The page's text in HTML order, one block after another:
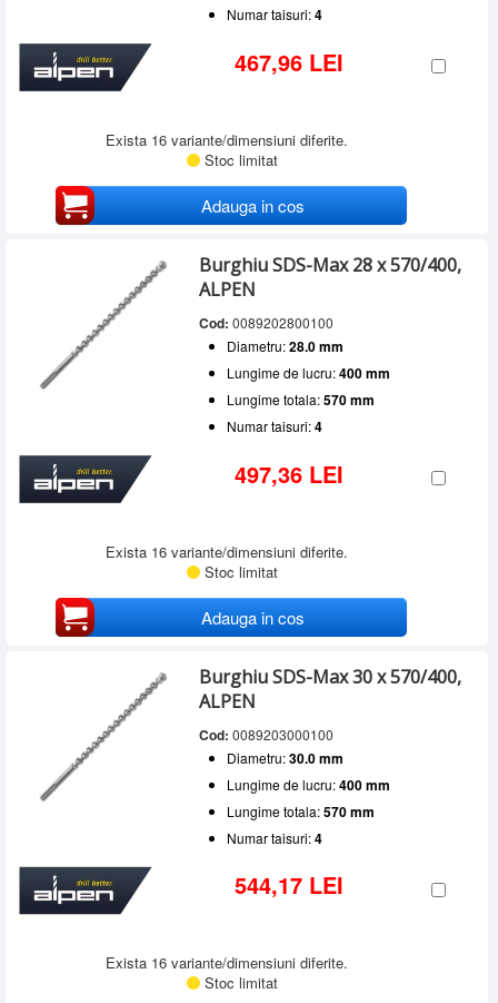
Numar taisuri:4
467,96 LEI
Exista 16 variante/dimensiuni diferite.
Stoc limitat
Adauga in cos
Burghiu SDS-Max 28 x 570/400,
ALPEN
Cod: 0089202800100
Diametru:28.0 mm
Lungime de lucru:400 mm
Lungime totala:570 mm
Numar taisuri:4
497,36 LEI
Exista 16 variante/dimensiuni diferite.
Stoc limitat
Adauga in cos
Burghiu SDS-Max 30 x 570/400,
ALPEN
Cod: 0089203000100
Diametru:30.0 mm
Lungime de lucru:400 mm
Lungime totala:570 mm
Numar taisuri:4
544,17 LEI
Exista 16 variante/dimensiuni diferite.
Stoc limitat